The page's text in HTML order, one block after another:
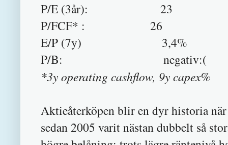
P/E (3år): 23
P/FCF* : 26
E/P (7y) 3,4%
P/B: negativ:(
*3y operating cashflow, 9y capex%
Aktieåterköpen blir en dyr historia
sedan 2005 varit nästan dubbelt så